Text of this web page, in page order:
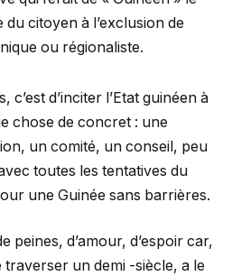
du citoyen à l’exclusion de
ou régionaliste.
c’est d’inciter l’Etat guinéen à
chose de concret : une
un comité, un conseil, peu
toutes les tentatives du
une Guinée sans barrières.
peines, d’amour, d’espoir car,
traverser un demi -siècle, a le